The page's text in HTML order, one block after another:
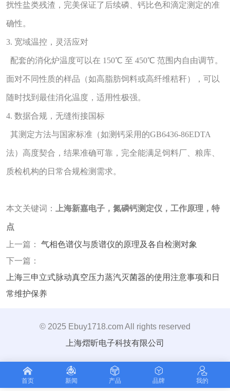
扰性盐类残渣，完美保证了后续磷、钙比色和滴定测定的准
确性。
3. 宽域温控，灵活应对
配套的消化炉温度可以在 150℃ 至 450℃ 范围内自由调节。
面对不同性质的样品（如高脂肪饲料或高纤维秸秆），可以
随时找到最佳消化温度，适用性极强。
4. 数据合规，无缝衔接国标
其测定方法与国家标准（如测钙采用的GB6436-86EDTA
法）高度契合，结果准确可靠，完全能满足饲料厂、粮库、
质检机构的日常合规检测需求。
本文关键词： 上海新嘉电子，氮磷钙测定仪，工作原理，特
点
上一篇： 气相色谱仪与质谱仪的原理及各自检测对象
下一篇：
上海三申立式脉动真空压力蒸汽灭菌器的使用注意事项和日
常维护保养
© 2025 Ebuy1718.com All rights reserved
上海熠昕电子科技有限公司
首页 新闻 产品 品牌 我的